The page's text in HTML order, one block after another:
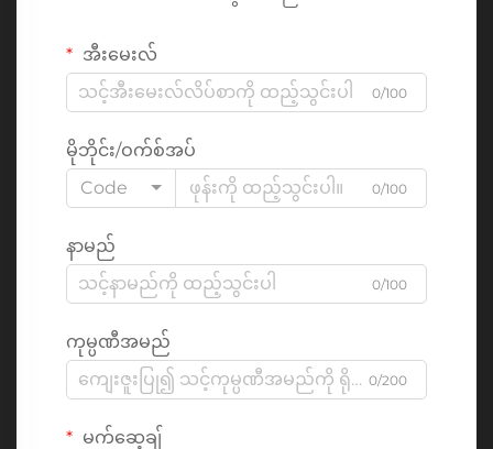
အီးမေးလ်
0/100
မိုဘိုင်း/ဝက်စ်အပ်
Code
0/100
နာမည်
0/100
ကုမ္ပဏီအမည်
0/200
မက်ဆေ့ချ်